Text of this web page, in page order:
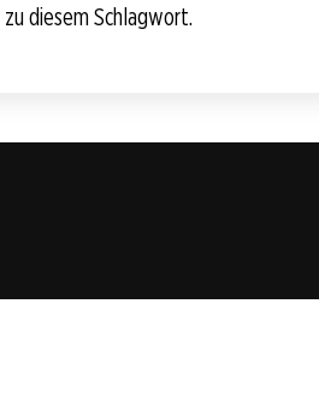
diesem Schlagwort.